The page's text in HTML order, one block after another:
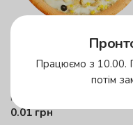
БЕЗКОШТОВНА
Соус вершковий, сир
маслини
0.01грн
Працюємо з
потім